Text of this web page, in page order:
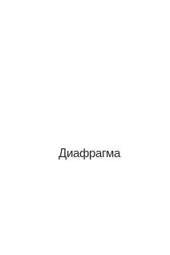
Диафрагма